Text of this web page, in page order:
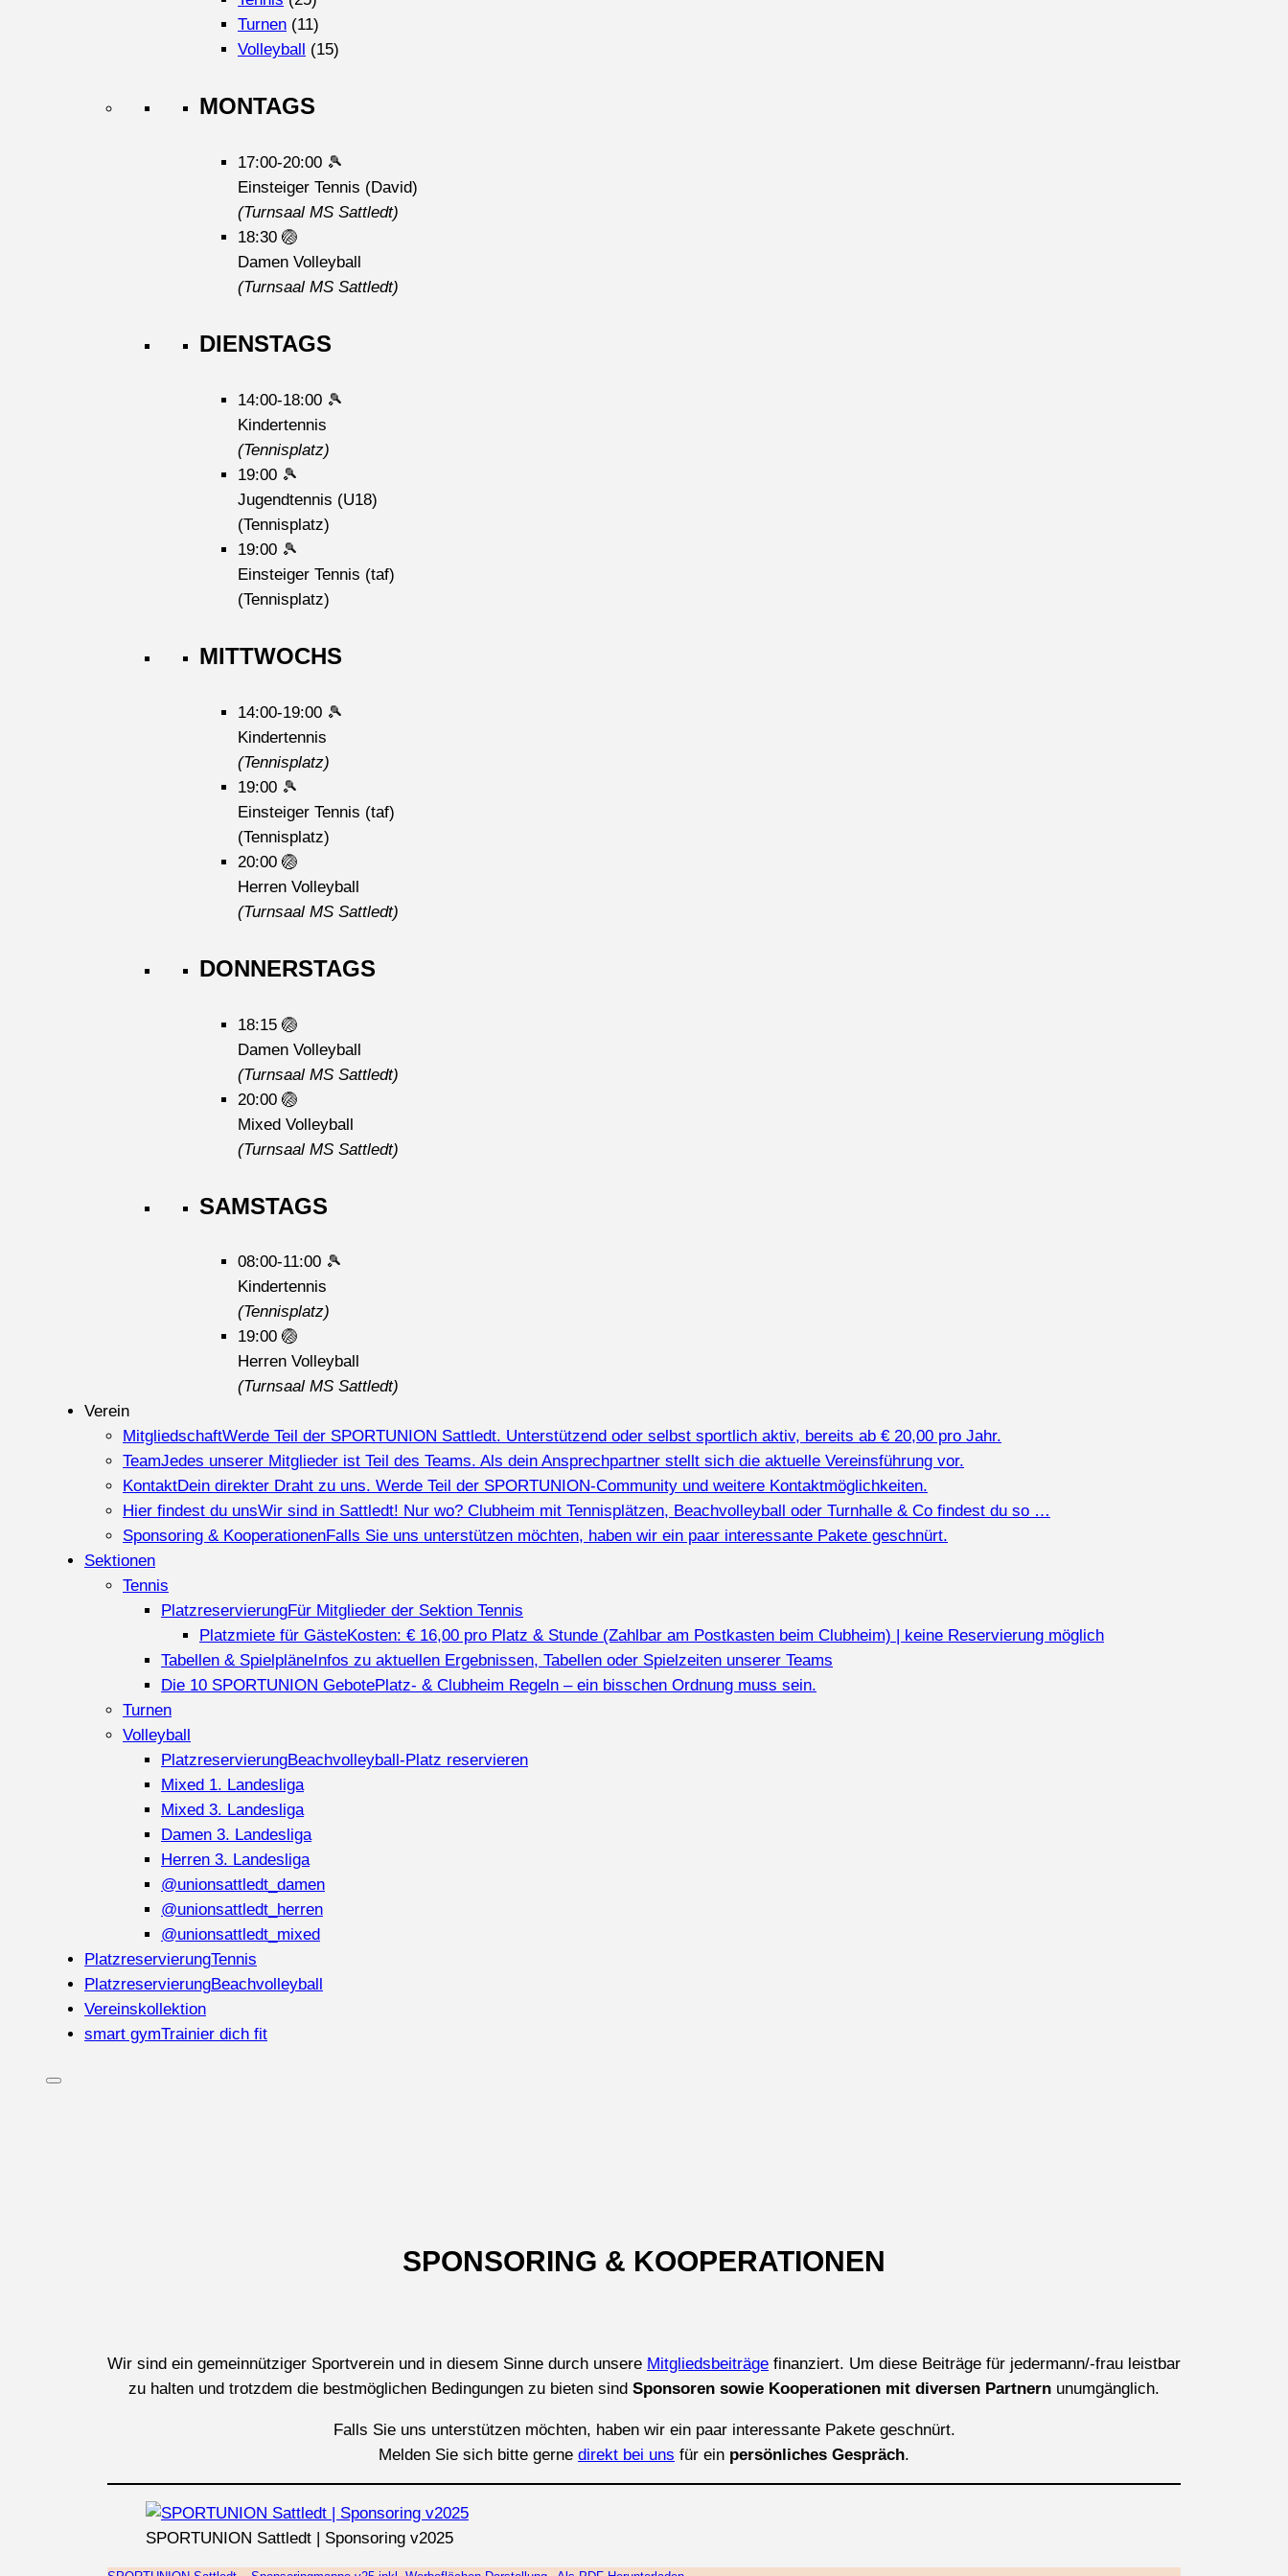
Turnen (11)
Volleyball
(15)
MONTAGS
17:00-20:00 🎾
Einsteiger Tennis (David)
(Turnsaal MS Sattledt)
18:30 🏐
Damen Volleyball
(Turnsaal MS Sattledt)
DIENSTAGS
14:00-18:00 🎾
Kindertennis
(Tennisplatz)
19:00 🎾
Jugendtennis (U18)
(Tennisplatz)
19:00 🎾
Einsteiger Tennis (taf)
(Tennisplatz)
MITTWOCHS
14:00-19:00 🎾
Kindertennis
(Tennisplatz)
19:00 🎾
Einsteiger Tennis (taf)
(Tennisplatz)
20:00 🏐
Herren Volleyball
(Turnsaal MS Sattledt)
DONNERSTAGS
18:15 🏐
Damen Volleyball
(Turnsaal MS Sattledt)
20:00 🏐
Mixed Volleyball
(Turnsaal MS Sattledt)
SAMSTAGS
08:00-11:00 🎾
Kindertennis
(Tennisplatz)
19:00 🏐
Herren Volleyball
(Turnsaal MS Sattledt)
Verein
MitgliedschaftWerde Teil der SPORTUNION Sattledt. Unterstützend oder selbst sportlich aktiv, bereits ab € 20,00 pro Jahr.
TeamJedes unserer Mitglieder ist Teil des Teams. Als dein Ansprechpartner stellt sich die aktuelle Vereinsführung vor.
KontaktDein direkter Draht zu uns. Werde Teil der SPORTUNION-Community und weitere Kontaktmöglichkeiten.
Hier findest du unsWir sind in Sattledt! Nur wo? Clubheim mit Tennisplätzen, Beachvolleyball oder Turnhalle & Co findest du so …
Sponsoring & KooperationenFalls Sie uns unterstützen möchten, haben wir ein paar interessante Pakete geschnürt.
Sektionen
Tennis
PlatzreservierungFür Mitglieder der Sektion Tennis
Platzmiete für GästeKosten: € 16,00 pro Platz & Stunde (Zahlbar am Postkasten beim Clubheim) | keine Reservierung möglich
Tabellen & Spielpläne Infos zu aktuellen Ergebnissen, Tabellen oder Spielzeiten unserer Teams
Die 10 SPORTUNION GebotePlatz- & Clubheim Regeln – ein bisschen Ordnung muss sein.
Turnen
Volleyball
PlatzreservierungBeachvolleyball-Platz reservieren
Mixed 1. Landesliga
Mixed 3. Landesliga
Damen 3. Landesliga
Herren 3. Landesliga
@unionsattledt_damen
@unionsattledt_herren
@unionsattledt_mixed
PlatzreservierungTennis
PlatzreservierungBeachvolleyball
Vereinskollektion
smart gymTrainier dich fit
SPONSORING & KOOPERATIONEN
Wir sind ein gemeinnütziger Sportverein und in diesem Sinne durch unsere Mitgliedsbeiträge finanziert. Um diese Beiträge für jedermann/-frau leistbar
zu halten und trotzdem die bestmöglichen Bedingungen zu bieten sind Sponsoren sowie Kooperationen mit diversen Partnern unumgänglich.
Falls Sie uns unterstützen möchten, haben wir ein paar interessante Pakete geschnürt.
Melden Sie sich bitte gerne direkt bei uns für ein persönliches Gespräch.
SPORTUNION Sattledt | Sponsoring v2025